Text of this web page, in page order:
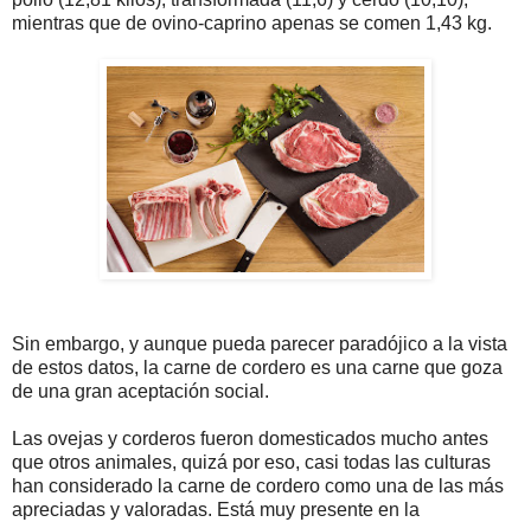
mientras que de ovino-caprino apenas se comen 1,43 kg.
Sin embargo, y aunque pueda parecer paradójico a la vista
de estos datos, la carne de cordero es una carne que goza
de una gran aceptación social.
Las ovejas y corderos fueron domesticados mucho antes
que otros animales, quizá por eso, casi todas las culturas
han considerado la carne de cordero como una de las más
apreciadas y valoradas. Está muy presente en la